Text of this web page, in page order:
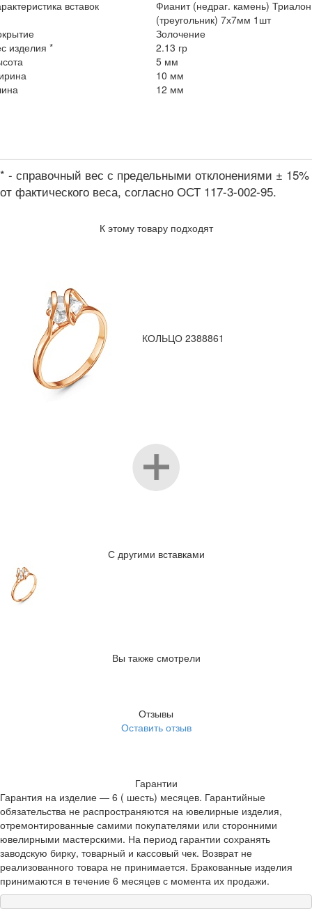
вставок
Фианит (недраг. камень) Триалон
(треугольник) 7х7мм 1шт
Золочение
изделия *
2.13 гр
5 мм
10 мм
12 мм
* - справочный вес с предельными отклонениями ± 15%
от фактического веса, согласно ОСТ 117-3-002-95.
К этому товару подходят
КОЛЬЦО 2388861
С другими вставками
Вы также смотрели
Отзывы
Оставить отзыв
Гарантии
Гарантия на изделие — 6 ( шесть) месяцев. Гарантийные
обязательства не распространяются на ювелирные изделия,
отремонтированные самими покупателями или сторонними
ювелирными мастерскими. На период гарантии сохранять
заводскую бирку, товарный и кассовый чек. Возврат не
реализованного товара не принимается. Бракованные изделия
принимаются в течение 6 месяцев с момента их продажи.